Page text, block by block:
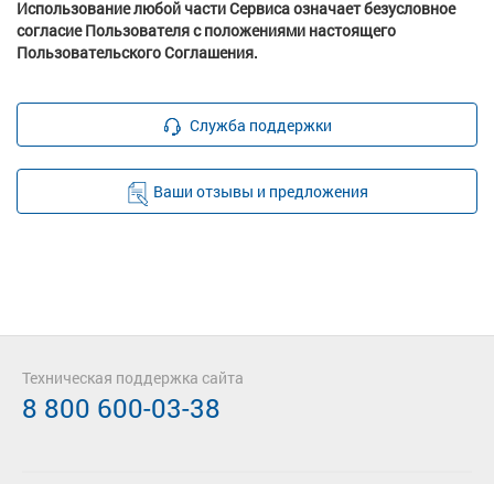
Использование любой части Сервиса означает безусловное
согласие Пользователя с положениями настоящего
Пользовательского Соглашения.
Служба поддержки
Ваши отзывы и предложения
Техническая поддержка сайта
8 800 600-03-38